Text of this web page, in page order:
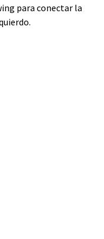
para conectar la